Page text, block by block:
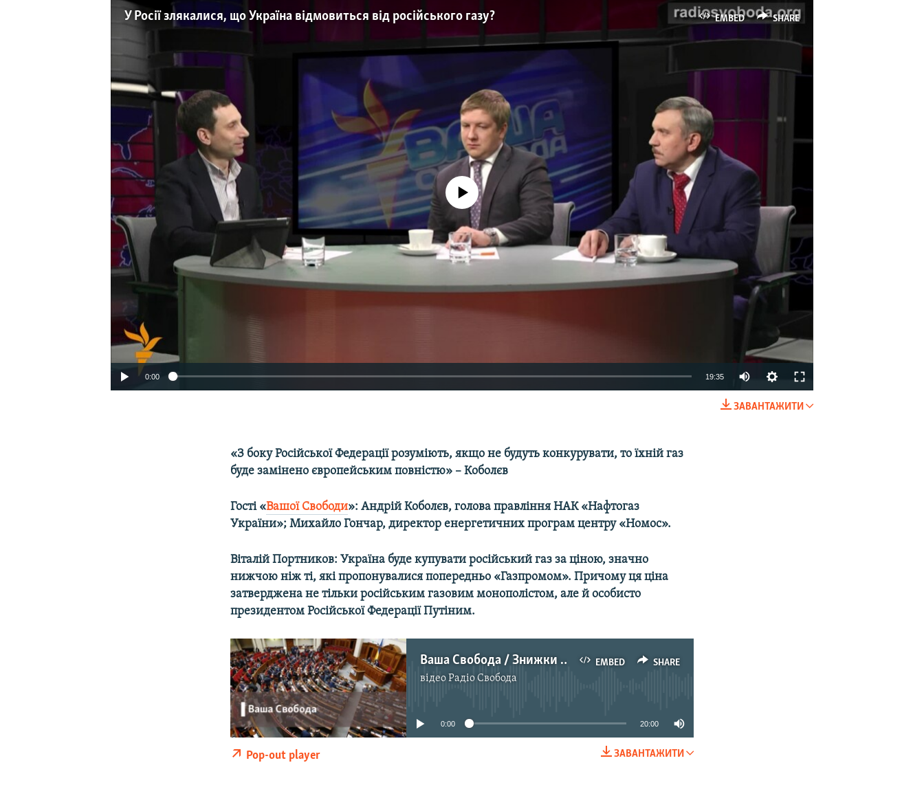
EMBED SHARE
У Росії злякалися, що Україна відмовиться від російського газу?
No media source currently available
0:00 19:35
ЗАВАНТАЖИТИ
«З боку Російської Федерації розуміють, якщо не будуть конкурувати, то їхній газ
буде замінено європейським повністю» – Коболєв
Гості «Вашої Свободи»: Андрій Коболєв, голова правління НАК «Нафтогаз
України»; Михайло Гончар, директор енергетичних програм центру «Номос».
Віталій Портников: Україна буде купувати російський газ за ціною, значно
нижчою ніж ті, які пропонувалися попередньо «Газпромом». Причому ця ціна
затверджена не тільки російським газовим монополістом, але й особисто
президентом Російської Федерації Путіним.
EMBED SHARE
Ваша Свобода / Знижки «Газпрому». Чи є прагнення побудувати відносини між сторонами на прозорих ринкових умовах?
відеоРадіо Свобода
No media source currently available
0:00 20:00
ЗАВАНТАЖИТИ
Pop-out player